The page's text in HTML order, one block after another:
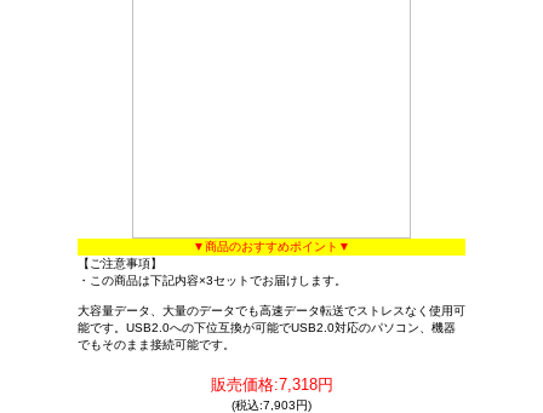
▼商品のおすすめポイント▼
【ご注意事項】
・この商品は下記内容×3セットでお届けします。
大容量データ、大量のデータでも高速データ転送でストレスなく使用可
能です。USB2.0への下位互換が可能でUSB2.0対応のパソコン、機器
でもそのまま接続可能です。
販売価格:7,318円
(税込:7,903円)